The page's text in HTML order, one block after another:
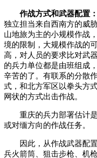
作战方式和武器配置：
独立担当来自西南方的威
山地旅为主的小规模作战
境的限制，大规模作战的
高，对人员的要求比对武
的兵力单位都是由班组成
辛苦的了。有联系的分散
式，和北方军区以拳头方
网状的方式出击作战。 ­
重庆的兵力部署估计是
或对缅方向的作战任务。­
因此，从作战武器配置
兵火箭筒、狙击步枪、机